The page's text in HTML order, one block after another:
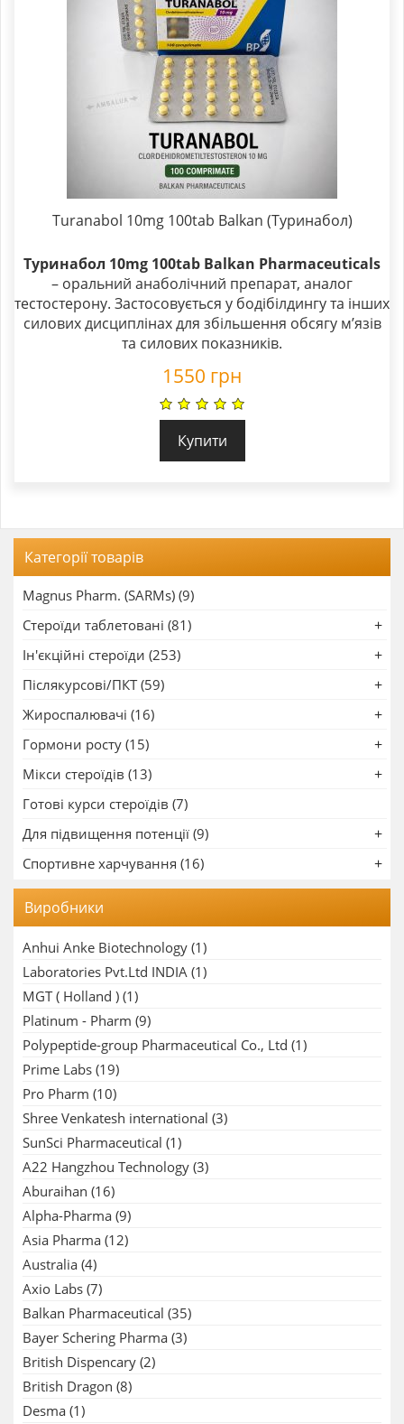
Turanabol 10mg 100tab Balkan (Туринабол)
Туринабол 10mg 100tab Balkan Pharmaceuticals
– оральний анаболічний препарат, аналог
тестостерону. Застосовується у бодібілдингу та інших
силових дисциплінах для збільшення обсягу м’язів
та силових показників.
1550 грн
Купити
Категорії товарів
Magnus Pharm. (SARMs) (9)
Стероїди таблетовані (81)
Ін'єкційні стероїди (253)
Післякурсові/ПКТ (59)
Жироспалювачі (16)
Гормони росту (15)
Мікси стероїдів (13)
Готові курси стероїдів (7)
Для підвищення потенції (9)
Спортивне харчування (16)
Виробники
Anhui Anke Biotechnology (1)
Laboratories Pvt.Ltd INDIA (1)
MGT ( Holland ) (1)
Platinum - Pharm (9)
Polypeptide-group Pharmaceutical Co., Ltd (1)
Prime Labs (19)
Pro Pharm (10)
Shree Venkatesh international (3)
SunSci Pharmaceutical (1)
A22 Hangzhou Technology (3)
Aburaihan (16)
Alpha-Pharma (9)
Asia Pharma (12)
Australia (4)
Axio Labs (7)
Balkan Pharmaceutical (35)
Bayer Schering Pharma (3)
British Dispencary (2)
British Dragon (8)
Desma (1)